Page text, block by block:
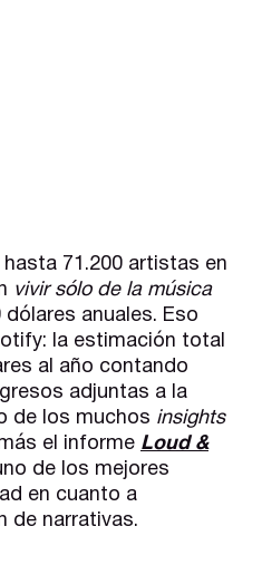
71.200 artistas en
vivir sólo de la música
anuales. Eso
la estimación total
al año contando
adjuntas a la
de los muchos insights
el informe Loud &
de los mejores
en cuanto a
de narrativas.